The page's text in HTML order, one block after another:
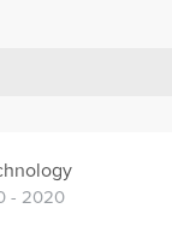
- 2020